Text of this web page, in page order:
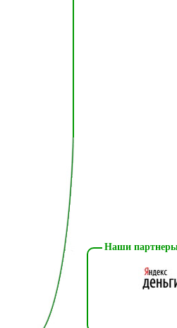
Наши